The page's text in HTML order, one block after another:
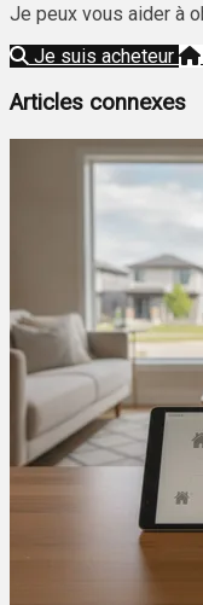
Je peux vous aider à
Je suis acheteur
Articles connexes